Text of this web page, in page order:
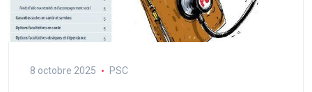
8 octobre 2025 PSC